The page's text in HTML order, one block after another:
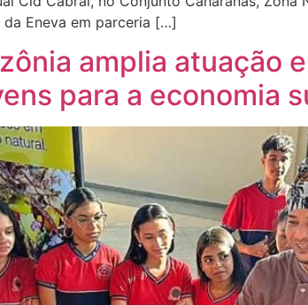
Eneva em parceria […]
amplia atuação
para a economia